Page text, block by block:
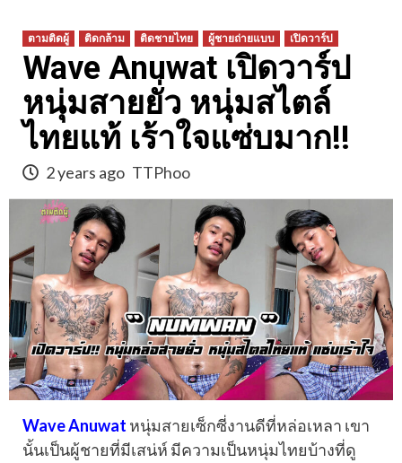
ตามติดผู้ ติดกล้าม ติดชายไทย ผู้ชายถ่ายแบบ เปิดวาร์ป
Wave Anuwat เปิดวาร์ป
หนุ่มสายยั่ว หนุ่มสไตล์
ไทยแท้ เร้าใจแซ่บมาก!!
2 years ago TTPhoo
Wave Anuwat หนุ่มสายเซ็กซี่งานดีที่หล่อเหลา เขา
นั้นเป็นผู้ชายที่มีเสน่ห์ มีความเป็นหนุ่มไทยบ้างที่ดู